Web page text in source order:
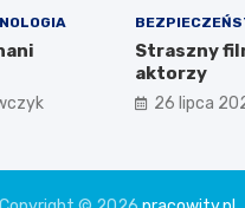
Straszny
aktorzy
26 lipca